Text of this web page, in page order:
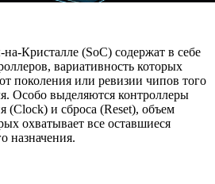
Кристалле (SoC) содержат в себе
вариативность которых
поколения или ревизии чипов того
Особо выделяются контроллеры
(Clock) и сброса (Reset), объем
охватывает все оставшиеся
назначения.